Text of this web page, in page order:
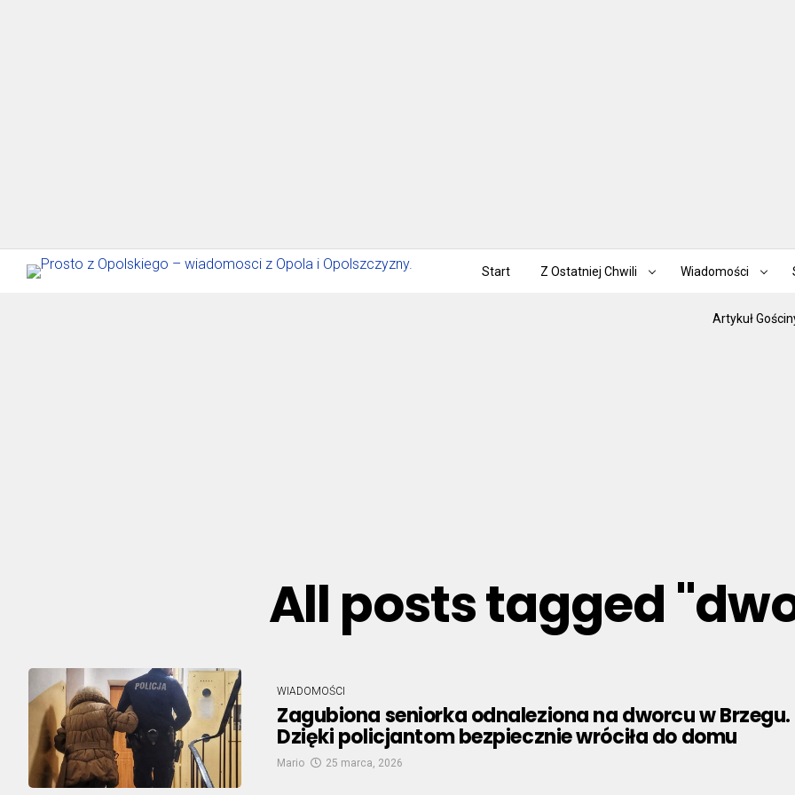
Start Z Ostatniej Chwili Wiadomości
Artykuł
All posts tagged
WIADOMOŚCI
Zagubiona seniorka odnaleziona na dworcu w Brzegu.
Dzięki policjantom bezpiecznie wróciła do domu
Mario 25 marca, 2026